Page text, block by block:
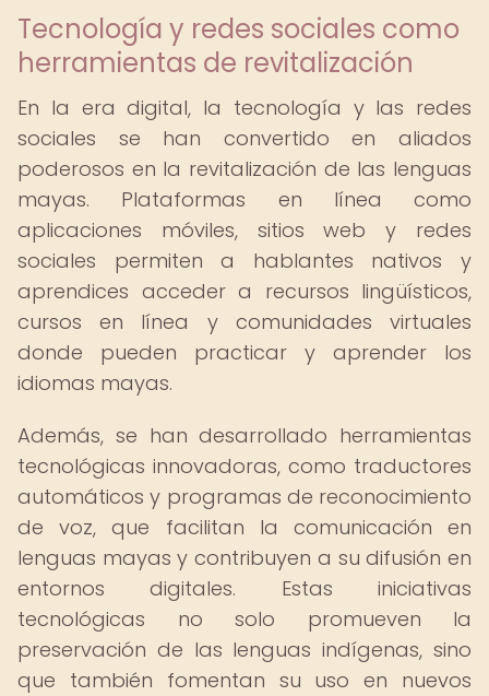
Tecnología y redes sociales como
herramientas de revitalización
En la era digital, la tecnología y las redes
sociales se han convertido en aliados
poderosos en la revitalización de las lenguas
mayas. Plataformas en línea como
aplicaciones móviles, sitios web y redes
sociales permiten a hablantes nativos y
aprendices acceder a recursos lingüísticos,
cursos en línea y comunidades virtuales
donde pueden practicar y aprender los
idiomas mayas.
Además, se han desarrollado herramientas
tecnológicas innovadoras, como traductores
automáticos y programas de reconocimiento
de voz, que facilitan la comunicación en
lenguas mayas y contribuyen a su difusión en
entornos digitales. Estas iniciativas
tecnológicas no solo promueven la
preservación de las lenguas indígenas, sino
que también fomentan su uso en nuevos